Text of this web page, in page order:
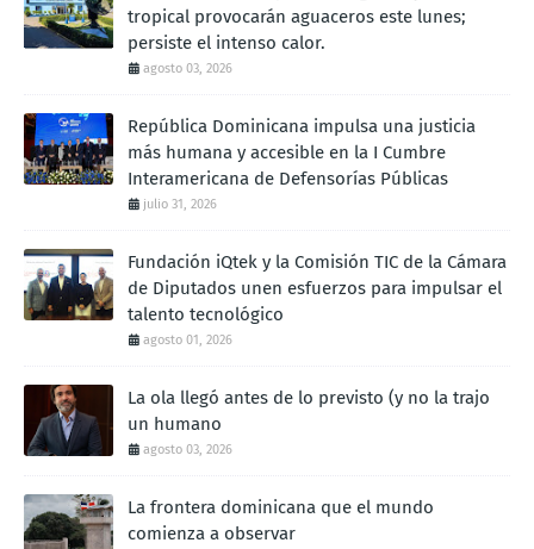
tropical provocarán aguaceros este lunes;
persiste el intenso calor.
agosto 03, 2026
República Dominicana impulsa una justicia
más humana y accesible en la I Cumbre
Interamericana de Defensorías Públicas
julio 31, 2026
Fundación iQtek y la Comisión TIC de la Cámara
de Diputados unen esfuerzos para impulsar el
talento tecnológico
agosto 01, 2026
La ola llegó antes de lo previsto (y no la trajo
un humano
agosto 03, 2026
La frontera dominicana que el mundo
comienza a observar